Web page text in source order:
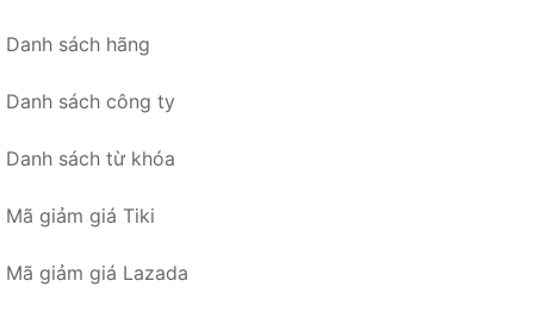
Danh sách hãng
Danh sách công ty
Danh sách từ khóa
Mã giảm giá Tiki
Mã giảm giá Lazada